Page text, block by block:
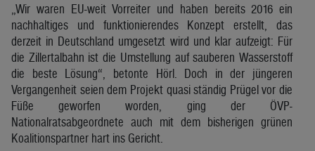
„Wir waren EU-weit Vorreiter und haben bereits 2016 ein
nachhaltiges und funktionierendes Konzept erstellt, das
derzeit in Deutschland umgesetzt wird und klar aufzeigt: Für
die Zillertalbahn ist die Umstellung auf sauberen Wasserstoff
die beste Lösung“, betonte Hörl. Doch in der jüngeren
Vergangenheit seien dem Projekt quasi ständig Prügel vor die
Füße geworfen worden, ging der ÖVP-
Nationalratsabgeordnete auch mit dem bisherigen grünen
Koalitionspartner hart ins Gericht.